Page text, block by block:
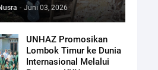
- Juni 03, 2026
UNHAZ Promosikan
Lombok Timur ke Dunia
Internasional Melalui